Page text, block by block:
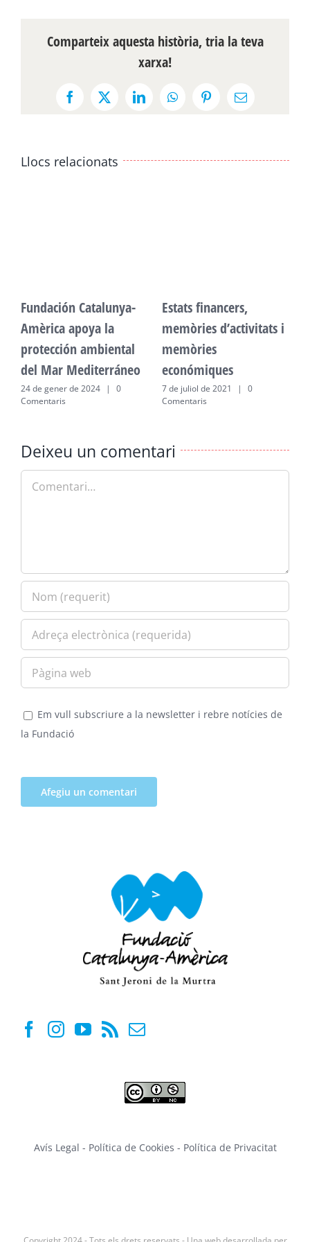
Comparteix aquesta història, tria la teva
xarxa!
Facebook
X LinkedInWhatsAppPinterestEmail:
Llocs relacionats
Fundación Catalunya-
Amèrica apoya la
protección ambiental
del Mar Mediterráneo
24 de gener de 2024 |
0
Comentaris
Estats financers,
memòries d’activitats i
memòries
económiques
7 de juliol de 2021 |
0
Comentaris
Deixeu un comentari
Em vull subscriure a la newsletter i rebre notícies de
la Fundació
Avís Legal - Política de Cookies - Política de Privacitat